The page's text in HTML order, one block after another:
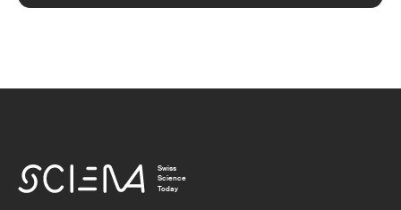
Swiss
Science
Today